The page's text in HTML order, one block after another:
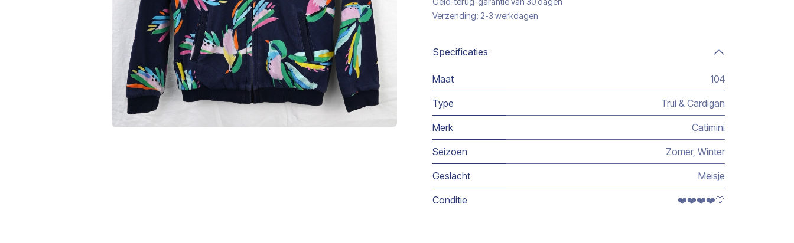
Verzending: 2-3 werkdagen
Specificaties
Maat 104
Type Trui & Cardigan
Merk Catimini
Seizoen Zomer, Winter
Geslacht Meisje
Conditie ❤️❤️❤️❤️🤍